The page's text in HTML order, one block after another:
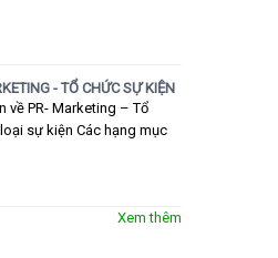
- TỔ CHỨC SỰ KIỆN
về PR- Marketing – Tổ
sự kiện Các hạng mục
Xem thêm